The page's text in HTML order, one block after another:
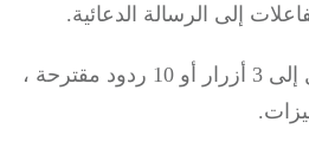
إلى الرسالة الدعائية.
يمكنك حاليًا إضافة ما يصل إلى 3 أزرار أو 10 ردود مقترحة ،